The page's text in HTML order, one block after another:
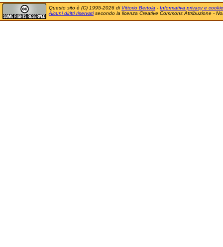
Questo sito è (C) 1995-2026 di Vittorio Bertola - Informativa privacy e cookie
Alcuni diritti riservatisecondo la licenza Creative Commons Attribuzione -